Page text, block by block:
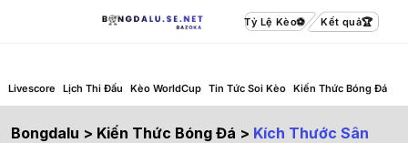
Tỷ Lệ Kèo Kết quả
Livescore Lịch Thi Đấu Kèo WorldCup Tin Tức Soi Kèo Kiến Thức Bóng Đá
Bongdalu > Kiến Thức Bóng Đá > Kích Thước Sân